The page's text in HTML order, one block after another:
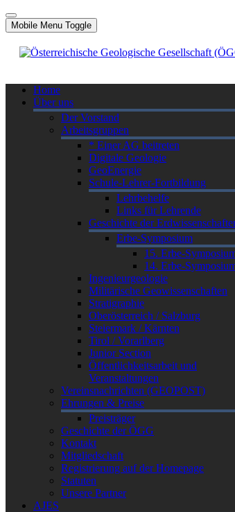
Mobile Menu Toggle
Home
Über uns
Der Vorstand
Arbeitsgruppen
* Einer AG beitreten
Digitale Geologie
GeoEnergie
Schule-Lehrer-Fortbildung
Lehrbehelfe
Links für Lehrende
Geschichte der
Erbe-Symposium
15. Erbe-
14. Erbe-
Ingenieurgeologie
Militärische Geowissenschaften
Stratigraphie
Oberösterreich / Salzburg
Steiermark / Kärnten
Tirol / Vorarlberg
Junior Section
Öffentlichkeitsarbeit und
Veranstaltungen
Vereinsnachrichten (GEOPOST)
Ehrungen & Preise
Preisträger
Geschichte der ÖGG
Kontakt
Mitgliedschaft
Registrierung auf der Homepage
Statuten
Unsere Partner
AJES